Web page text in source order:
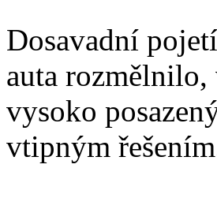
Dosavadní
auta
vysoko
vtipným